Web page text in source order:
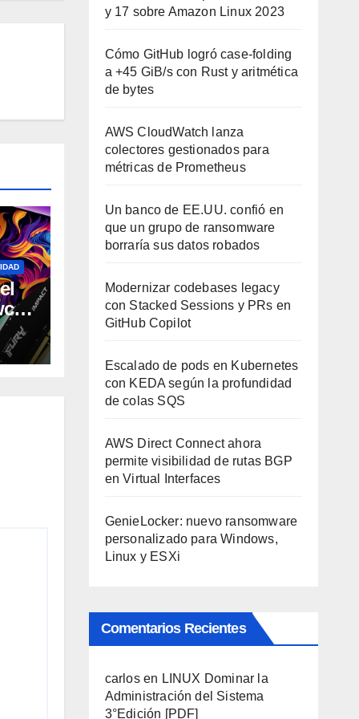
y 17 sobre Amazon Linux 2023
Cómo GitHub logró case-folding
a +45 GiB/s con Rust y aritmética
de bytes
AWS CloudWatch lanza
colectores gestionados para
métricas de Prometheus
Un banco de EE.UU. confió en
que un grupo de ransomware
borraría sus datos robados
Modernizar codebases legacy
con Stacked Sessions y PRs en
GitHub Copilot
Escalado de pods en Kubernetes
con KEDA según la profundidad
de colas SQS
AWS Direct Connect ahora
permite visibilidad de rutas BGP
en Virtual Interfaces
GenieLocker: nuevo ransomware
personalizado para Windows,
Linux y ESXi
Comentarios Recientes
carlosen LINUX Dominar la
Administración del Sistema
3°Edición [PDF]